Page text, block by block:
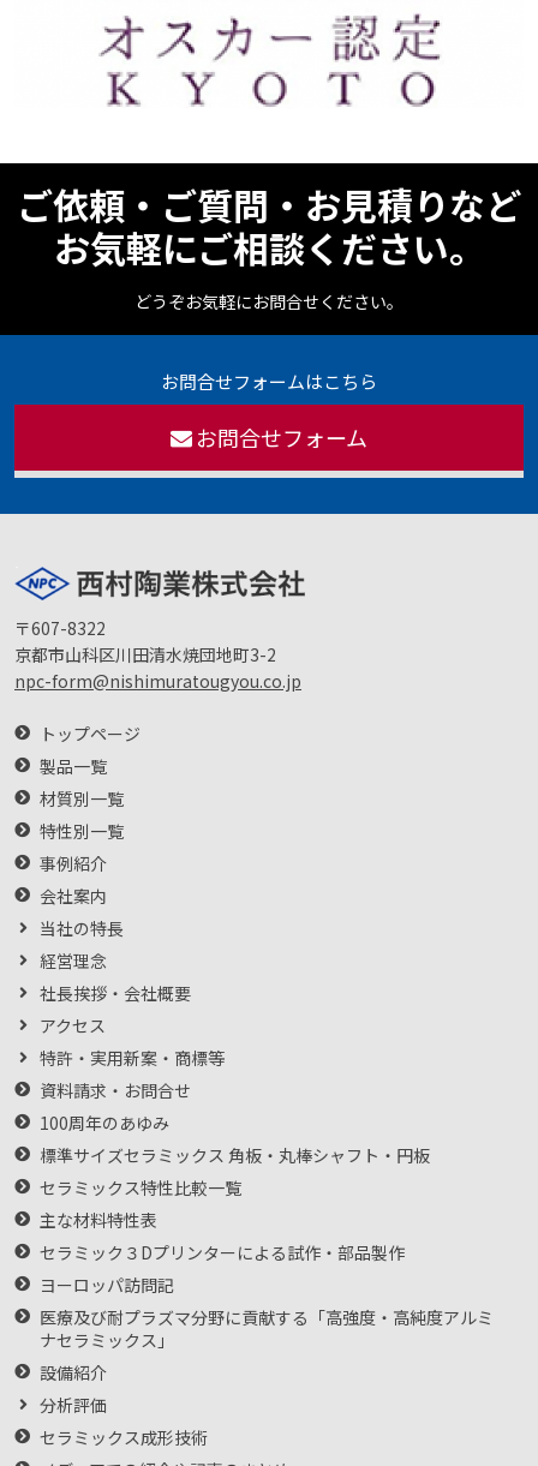
ご依頼・ご質問・お見積りなど
お気軽にご相談ください。
どうぞお気軽にお問合せください。
お問合せフォームはこちら
お問合せフォーム
〒607-8322
京都市山科区川田清水焼団地町3-2
npc-form@nishimuratougyou.co.jp
トップページ
製品一覧
材質別一覧
特性別一覧
事例紹介
会社案内
当社の特長
経営理念
社長挨拶・会社概要
アクセス
特許・実用新案・商標等
資料請求・お問合せ
100周年のあゆみ
標準サイズセラミックス 角板・丸棒シャフト・円板
セラミックス特性比較一覧
主な材料特性表
セラミック３Dプリンターによる試作・部品製作
ヨーロッパ訪問記
医療及び耐プラズマ分野に貢献する「高強度・高純度アルミ
ナセラミックス」
設備紹介
分析評価
セラミックス成形技術